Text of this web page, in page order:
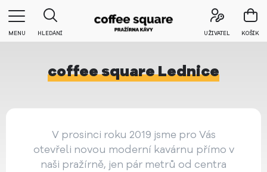
MENU HLEDÁNÍ UŽIVATEL KOŠÍK
coffee square Lednice
V prosinci roku 2019 jsme pro Vás
otevřeli novou moderní kavárnu přímo v
naši pražírně, jen pár metrů od centra